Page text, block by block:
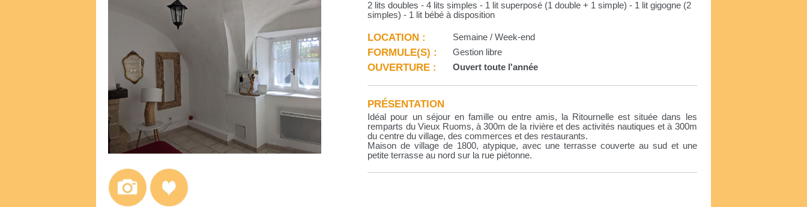
2 lits doubles - 4 lits simples - 1 lit superposé (1 double + 1 simple) - 1 lit gigogne (2
simples) - 1 lit bébé à disposition
LOCATION : Semaine / Week-end
FORMULE(S) : Gestion libre
OUVERTURE : Ouvert toute l'année
PRÉSENTATION
Idéal pour un séjour en famille ou entre amis, la Ritournelle est située dans les
remparts du Vieux Ruoms, à 300m de la rivière et des activités nautiques et à 300m
du centre du village, des commerces et des restaurants.
Maison de village de 1800, atypique, avec une terrasse couverte au sud et une
petite terrasse au nord sur la rue piétonne.